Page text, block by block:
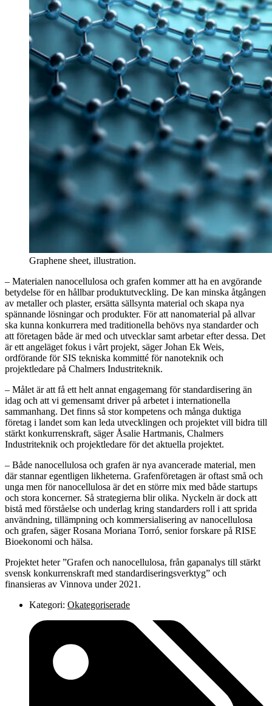
Graphene sheet, illustration.
– Materialen nanocellulosa och grafen kommer att ha en avgörande
betydelse för en hållbar produktutveckling. De kan minska åtgången
av metaller och plaster, ersätta sällsynta material och skapa nya
spännande lösningar och produkter. För att nanomaterial på allvar
ska kunna konkurrera med traditionella behövs nya standarder och
att företagen både är med och utvecklar samt arbetar efter dessa. Det
är ett angeläget fokus i vårt projekt, säger Johan Ek Weis,
ordförande för SIS tekniska kommitté för nanoteknik och
projektledare på Chalmers Industriteknik.
– Målet är att få ett helt annat engagemang för standardisering än
idag och att vi gemensamt driver på arbetet i internationella
sammanhang. Det finns så stor kompetens och många duktiga
företag i landet som kan leda utvecklingen och projektet vill bidra till
stärkt konkurrenskraft, säger Åsalie Hartmanis, Chalmers
Industriteknik och projektledare för det aktuella projektet.
– Både nanocellulosa och grafen är nya avancerade material, men
där stannar egentligen likheterna. Grafenföretagen är oftast små och
unga men för nanocellulosa är det en större mix med både startups
och stora koncerner. Så strategierna blir olika. Nyckeln är dock att
bistå med förståelse och underlag kring standarders roll i att sprida
användning, tillämpning och kommersialisering av nanocellulosa
och grafen, säger Rosana Moriana Torró, senior forskare på RISE
Bioekonomi och hälsa.
Projektet heter ”Grafen och nanocellulosa, från gapanalys till stärkt
svensk konkurrenskraft med standardiseringsverktyg” och
finansieras av Vinnova under 2021.
Kategori: Okategoriserade